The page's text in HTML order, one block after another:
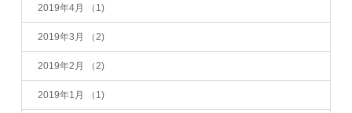
2019年4月 （1)
2019年3月 （2)
2019年2月 （2)
2019年1月 （1)